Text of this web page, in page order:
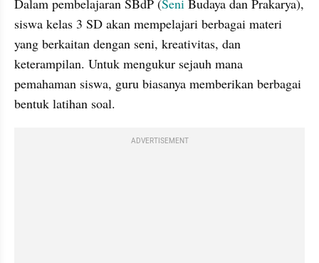
siswa kelas 3 SD akan mempelajari berbagai materi
yang berkaitan dengan seni, kreativitas, dan
keterampilan. Untuk mengukur sejauh mana
pemahaman siswa, guru biasanya memberikan berbagai
bentuk latihan soal.
ADVERTISEMENT